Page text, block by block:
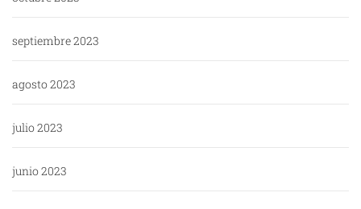
septiembre 2023
agosto 2023
julio 2023
junio 2023